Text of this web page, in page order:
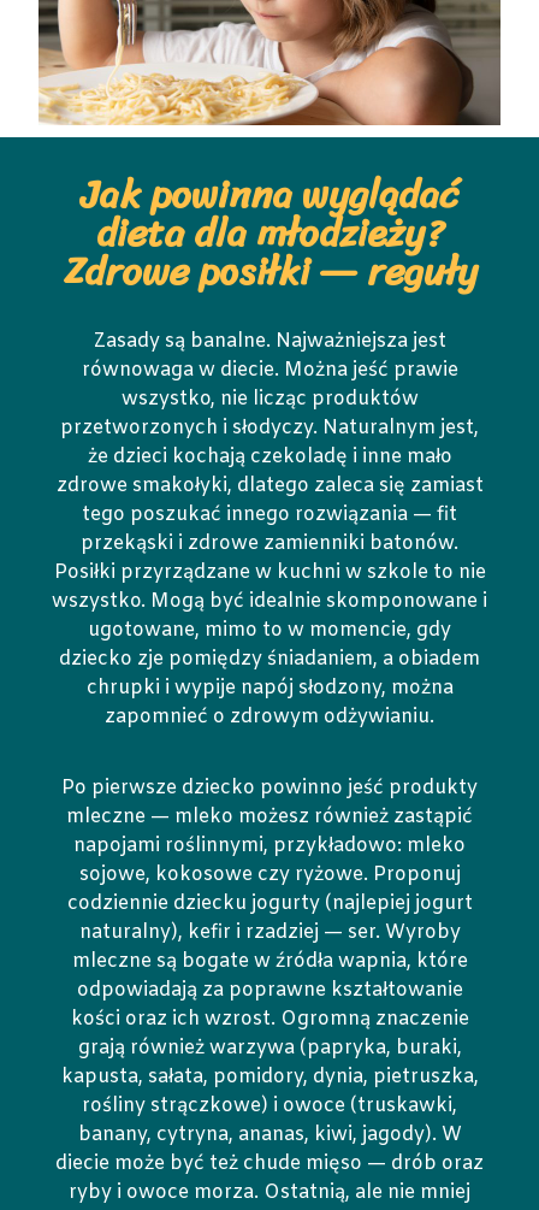
Jak powinna wyglądać
dieta dla młodzieży?
Zdrowe posiłki — reguły
Zasady są banalne. Najważniejsza jest
równowaga w diecie. Można jeść prawie
wszystko, nie licząc produktów
przetworzonych i słodyczy. Naturalnym jest,
że dzieci kochają czekoladę i inne mało
zdrowe smakołyki, dlatego zaleca się zamiast
tego poszukać innego rozwiązania — fit
przekąski i zdrowe zamienniki batonów.
Posiłki przyrządzane w kuchni w szkole to nie
wszystko. Mogą być idealnie skomponowane i
ugotowane, mimo to w momencie, gdy
dziecko zje pomiędzy śniadaniem, a obiadem
chrupki i wypije napój słodzony, można
zapomnieć o zdrowym odżywianiu.
Po pierwsze dziecko powinno jeść produkty
mleczne — mleko możesz również zastąpić
napojami roślinnymi, przykładowo: mleko
sojowe, kokosowe czy ryżowe. Proponuj
codziennie dziecku jogurty (najlepiej jogurt
naturalny), kefir i rzadziej — ser. Wyroby
mleczne są bogate w źródła wapnia, które
odpowiadają za poprawne kształtowanie
kości oraz ich wzrost. Ogromną znaczenie
grają również warzywa (papryka, buraki,
kapusta, sałata, pomidory, dynia, pietruszka,
rośliny strączkowe) i owoce (truskawki,
banany, cytryna, ananas, kiwi, jagody). W
diecie może być też chude mięso — drób oraz
ryby i owoce morza. Ostatnią, ale nie mniej